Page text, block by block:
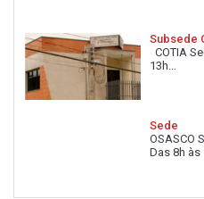
Subsede
COTIA
13h...
Sede
OSASCO
Das 8h às